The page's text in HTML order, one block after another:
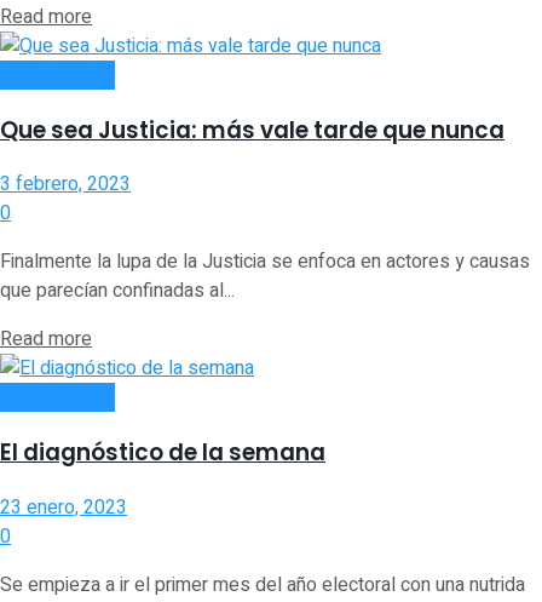
Read more
Que sea Justicia: más vale tarde que nunca
3 febrero, 2023
0
Finalmente la lupa de la Justicia se enfoca en actores y causas
que parecían confinadas al...
Read more
El diagnóstico de la semana
23 enero, 2023
0
Se empieza a ir el primer mes del año electoral con una nutrida